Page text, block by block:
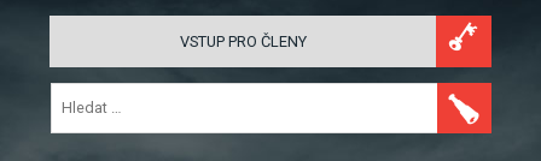
VSTUP PRO ČLENY